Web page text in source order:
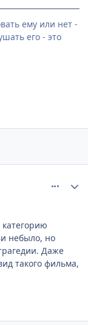
ему или нет -
его - это
небыло, но
Даже
такого фильма,